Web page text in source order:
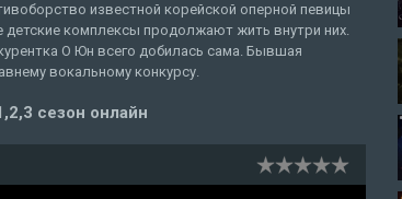
известной корейской оперной певицы
комплексы продолжают жить внутри них.
О Юн всего добилась сама. Бывшая
вокальному конкурсу.
сезон онлайн